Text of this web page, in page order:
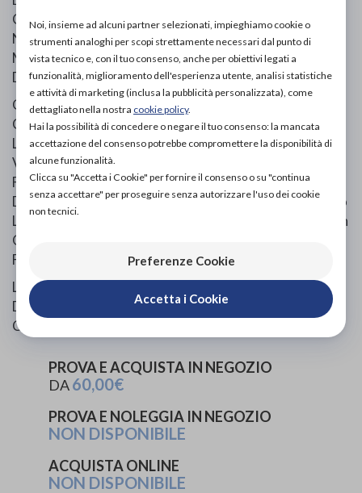
Compressione. In Presenza Di Ferite Aperte È
Necessario Coprire L’area Da Trattare Con Una
Medicazione Appropriata O Con Una Fasciatura Prima
Di Indossare Juzo Compression Wrap.
Grazie Al Materiale A Cortissima Estensibilità, Juzo
Compression Wrap Fornisce Un’alta Pressione Di
Lavoro E Una Bassa Pressione A Riposo. Le Chiusure In
Velcro E Le Apposite Zone Di Impugnatura Lo Rendono
Facile Da Indossare E Adattabile In Caso Di Variazioni
Delle Circonferenze Dell’arto. Gli Speciali Intagli Evitano
La Formazione Di Zone Non Coperte Tra Le Linguette. In
Questo Modo Si Previene La Formazione Di ‘’Edemi Da
Finestra’’
La Particolarità: Juzo Compression Wrap È Costituito
Da Due Segmenti Utilizzabili Indipendentemente O In
Combinazione.
PROVA E ACQUISTA IN NEGOZIO
DA60,00€
PROVA E NOLEGGIA IN NEGOZIO
NON DISPONIBILE
ACQUISTA ONLINE
NON DISPONIBILE
Noi, insieme ad alcuni partner selezionati, impieghiamo cookie o
strumenti analoghi per scopi strettamente necessari dal punto di
vista tecnico e, con il tuo consenso, anche per obiettivi legati a
funzionalità, miglioramento dell'esperienza utente, analisi statistiche
e attività di marketing (inclusa la pubblicità personalizzata), come
dettagliato nella nostra cookie policy.
Hai la possibilità di concedere o negare il tuo consenso: la mancata
accettazione del consenso potrebbe compromettere la disponibilità di
alcune funzionalità.
Clicca su "Accetta i Cookie" per fornire il consenso o su "continua
senza accettare" per proseguire senza autorizzare l'uso dei cookie
non tecnici.
Preferenze Cookie
Accetta i Cookie